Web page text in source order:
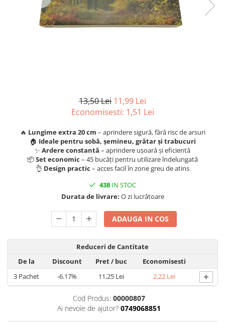
Sfoara si franghii
Suruburi, dibluri si accesorii
Mufe si conectori irigare
Panouri si elemente gard
Umbrele si pavilioane gradina
Pentru toaleta si wc
Pentru toate suprafetele
13,50 Lei 11,99 Lei
Economisesti: 1,51 Lei
🔥 Lungime extra 20 cm – aprindere sigură, fără risc de arsuri
🏠 Ideale pentru sobă, șemineu, grătar și trabucuri
✨ Ardere constantă – aprindere ușoară și eficientă
📦Set economic – 45 bucăți pentru utilizare îndelungată
👌 Design practic – acces facil în zone greu de atins
438 IN STOC
Durata de livrare: O zi lucrătoare
ADAUGA IN COS
Reduceri de Cantitate
De la
Discount Pret/ buc
Economisesti
3 Pachet -6.17% 11,25 Lei 2,22 Lei +
Cod Produs: 00000807
Ai nevoie de ajutor? 0749068851